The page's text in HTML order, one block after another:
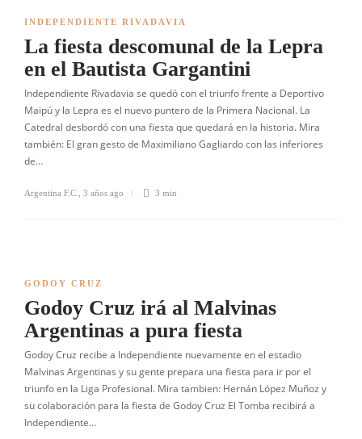
INDEPENDIENTE RIVADAVIA
La fiesta descomunal de la Lepra
en el Bautista Gargantini
Independiente Rivadavia se quedó con el triunfo frente a Deportivo
Maipú y la Lepra es el nuevo puntero de la Primera Nacional. La
Catedral desbordó con una fiesta que quedará en la historia. Mira
también: El gran gesto de Maximiliano Gagliardo con las inferiores
de…
Argentina F.C. 3 años ago 3 min
GODOY CRUZ
Godoy Cruz irá al Malvinas
Argentinas a pura fiesta
Godoy Cruz recibe a Independiente nuevamente en el estadio
Malvinas Argentinas y su gente prepara una fiesta para ir por el
triunfo en la Liga Profesional. Mira tambien: Hernán López Muñoz y
su colaboración para la fiesta de Godoy Cruz El Tomba recibirá a
Independiente…